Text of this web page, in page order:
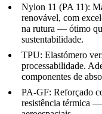
Nylon 11 (PA 11):
renovável, com
na rutura — ótimo
sustentabilidade.
TPU: Elastómero
processabilidade.
componentes de
PA-GF: Reforçado
resistência térmica